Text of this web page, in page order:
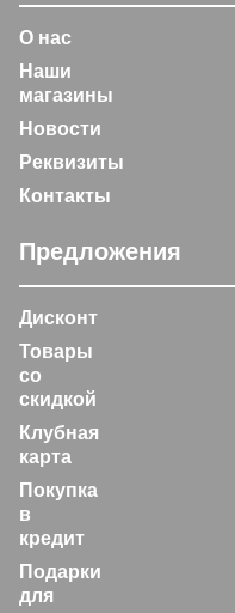
О нас
Наши
магазины
Новости
Реквизиты
Контакты
Предложения
Дисконт
Товары
со
скидкой
Клубная
карта
Покупка
в
кредит
Подарки
для